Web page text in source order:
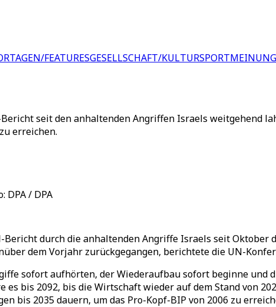
FEATURESGESELLSCHAFT/KULTURSPORTMEINUNG
seit den anhaltenden Angriffen Israels weitgehend
erreichen.
DPA / DPA
durch die anhaltenden Angriffe Israels seit
dem Vorjahr zurückgegangen, berichtete die UN-
sofort aufhörten, der Wiederaufbau sofort beginne und
es bis 2092, bis die Wirtschaft wieder auf dem Stand von
bis 2035 dauern, um das Pro-Kopf-BIP von 2006 zu